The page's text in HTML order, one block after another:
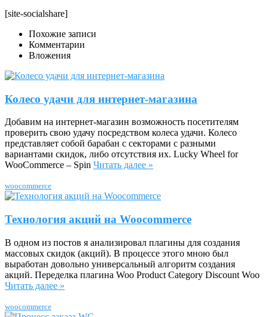
[site-socialshare]
Похожие записи
Комментарии
Вложения
Колесо удачи для интернет-магазина
Добавим на интернет-магазин возможность посетителям
проверить свою удачу посредством колеса удачи. Колесо
представляет собой барабан с секторами с разными
вариантами скидок, либо отсутствия их. Lucky Wheel for
WooCommerce – Spin Читать далее »
woocommerce
Технология акций на Woocommerce
В одном из постов я анализировал плагины для создания
массовых скидок (акций). В процессе этого мною был
выработан довольно универсальный алгоритм создания
акций. Переделка плагина Woo Product Category Discount Woo
Читать далее »
woocommerce